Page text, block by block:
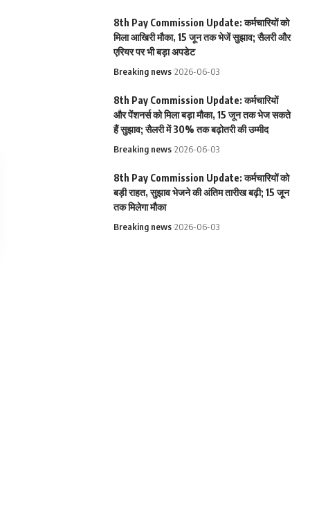
8th Pay Commission Update: कर्मचारियों को
मिला आखिरी मौका, 15 जून तक भेजें सुझाव; सैलरी और
एरियर पर भी बड़ा अपडेट
Breaking news 2026-06-03
8th Pay Commission Update: कर्मचारियों
और पेंशनर्स को मिला बड़ा मौका, 15 जून तक भेज सकते
हैं सुझाव; सैलरी में 30% तक बढ़ोतरी की उम्मीद
Breaking news 2026-06-03
8th Pay Commission Update: कर्मचारियों को
बड़ी राहत, सुझाव भेजने की अंतिम तारीख बढ़ी; 15 जून
तक मिलेगा मौका
Breaking news 2026-06-03